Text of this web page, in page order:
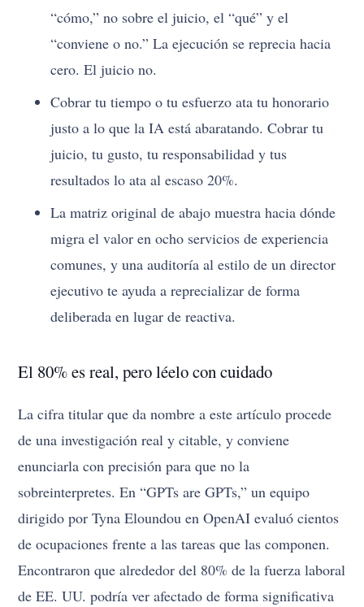
“cómo,” no sobre el juicio, el “qué” y el
“conviene o no.” La ejecución se reprecia hacia
cero. El juicio no.
Cobrar tu tiempo o tu esfuerzo ata tu honorario
justo a lo que la IA está abaratando. Cobrar tu
juicio, tu gusto, tu responsabilidad y tus
resultados lo ata al escaso 20%.
La matriz original de abajo muestra hacia dónde
migra el valor en ocho servicios de experiencia
comunes, y una auditoría al estilo de un director
ejecutivo te ayuda a reprecializar de forma
deliberada en lugar de reactiva.
El 80% es real, pero léelo con cuidado
La cifra titular que da nombre a este artículo procede
de una investigación real y citable, y conviene
enunciarla con precisión para que no la
sobreinterpretes. En “GPTs are GPTs,” un equipo
dirigido por Tyna Eloundou en OpenAI evaluó cientos
de ocupaciones frente a las tareas que las componen.
Encontraron que alrededor del 80% de la fuerza laboral
de EE. UU. podría ver afectado de forma significativa